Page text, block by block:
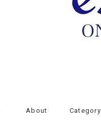
About Category